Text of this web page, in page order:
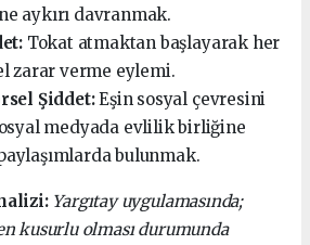
aykırı davranmak.
Tokat atmaktan başlayarak her
zarar verme eylemi.
Şiddet:Eşin sosyal çevresini
medyada evlilik birliğine
bulunmak.
Yargıtay uygulamasında;
kusurlu olması durumunda